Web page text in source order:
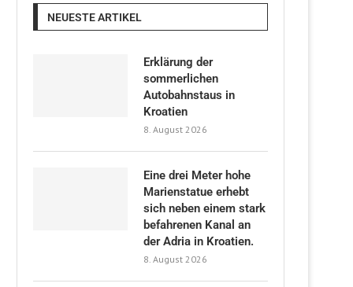
NEUESTE ARTIKEL
Erklärung der
sommerlichen
Autobahnstaus in
Kroatien
8. August 2026
Eine drei Meter hohe
Marienstatue erhebt
sich neben einem stark
befahrenen Kanal an
der Adria in Kroatien.
8. August 2026